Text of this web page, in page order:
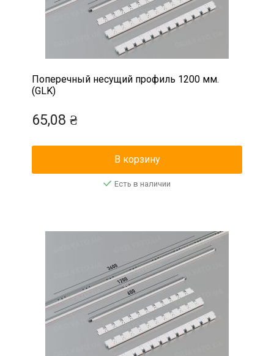
Поперечный несущий профиль 1200 мм.
(GLK)
65,08 ₴
В корзину
Есть в наличии